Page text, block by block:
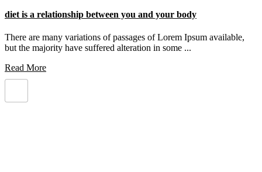
diet is a relationship between you and your body
There are many variations of passages of Lorem Ipsum available,
but the majority have suffered alteration in some ...
Read More